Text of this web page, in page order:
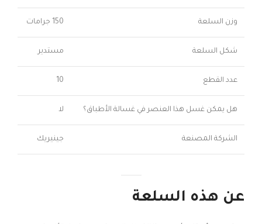
وزن السلعة 150 جرامات
شكل السلعة مستدير
عدد القطع 10
هل يمكن غسل هذا العنصر في غسالة الأطباق؟ لا
الشركة المصنعة جينيريك
عن هذه السلعة